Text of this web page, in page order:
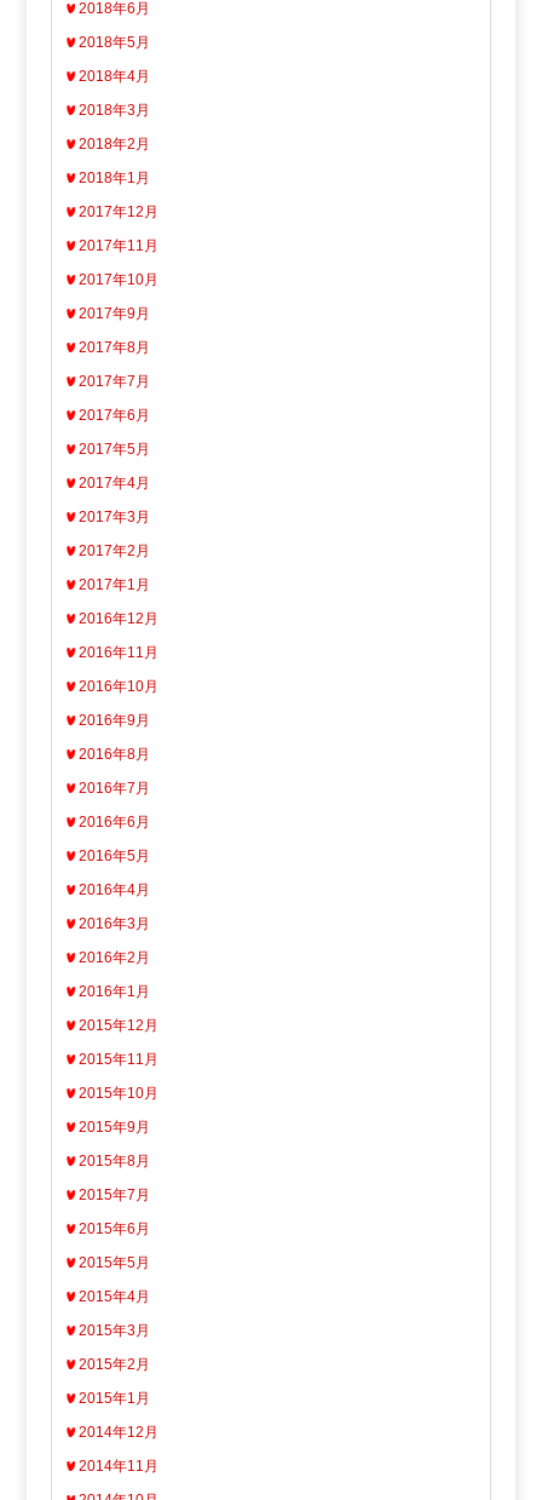
2018年6月
2018年5月
2018年4月
2018年3月
2018年2月
2018年1月
2017年12月
2017年11月
2017年10月
2017年9月
2017年8月
2017年7月
2017年6月
2017年5月
2017年4月
2017年3月
2017年2月
2017年1月
2016年12月
2016年11月
2016年10月
2016年9月
2016年8月
2016年7月
2016年6月
2016年5月
2016年4月
2016年3月
2016年2月
2016年1月
2015年12月
2015年11月
2015年10月
2015年9月
2015年8月
2015年7月
2015年6月
2015年5月
2015年4月
2015年3月
2015年2月
2015年1月
2014年12月
2014年11月